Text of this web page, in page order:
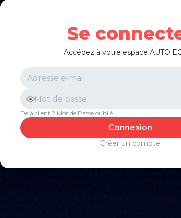
Se
Accédez à votre espace AUTO
Déjà client ? Mot de Passe oublié
Connexion
Créer un compte